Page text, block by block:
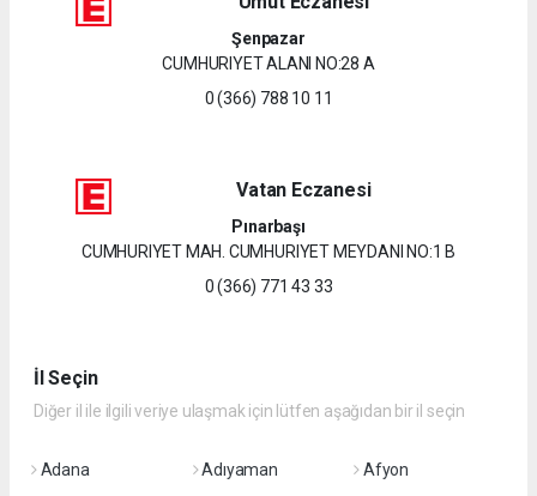
Şenpazar
CUMHURIYET ALANI NO:28 A
0 (366) 788 10 11
Vatan Eczanesi
Pınarbaşı
CUMHURIYET MAH. CUMHURIYET MEYDANI NO:1 B
0 (366) 771 43 33
İl Seçin
Diğer il ile ilgili veriye ulaşmak için lütfen aşağıdan bir il seçin
Adana Adıyaman
Afyon